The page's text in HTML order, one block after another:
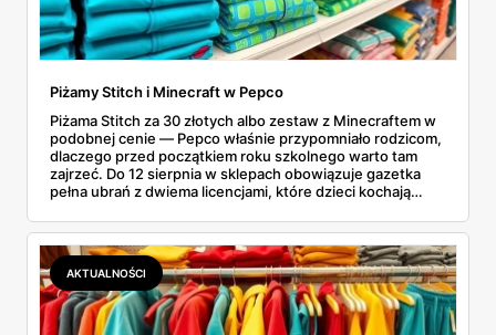
Piżamy Stitch i Minecraft w Pepco
Piżama Stitch za 30 złotych albo zestaw z Minecraftem w
podobnej cenie — Pepco właśnie przypomniało rodzicom,
dlaczego przed początkiem roku szkolnego warto tam
zajrzeć. Do 12 sierpnia w sklepach obowiązuje gazetka
pełna ubrań z dwiema licencjami, które dzieci kochają
ceny z Sinsay, Reserved i H&M. I powiem szczerze:
różnice bywają większe, niż się spodziewałam. Sprawdź,
co dokładnie znajdziesz na półkach i dlaczego lepiej się
pospieszyć.
AKTUALNOŚCI